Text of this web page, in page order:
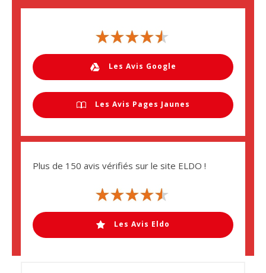
Les Avis Google
Les Avis Pages Jaunes
Plus de 150 avis vérifiés sur le site ELDO !
Les Avis Eldo